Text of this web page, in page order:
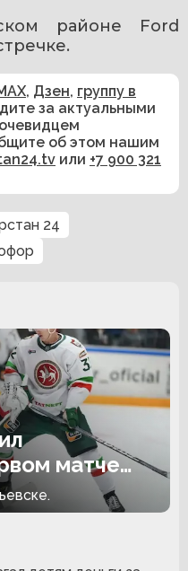
, Дзен, группу в
за актуальными
об этом нашим
или +7 900 321
24
матче